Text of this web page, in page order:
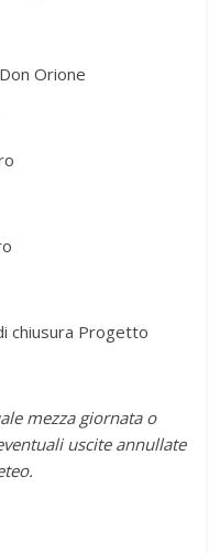
Orione
Progetto
mezza giornata o
uscite annullate